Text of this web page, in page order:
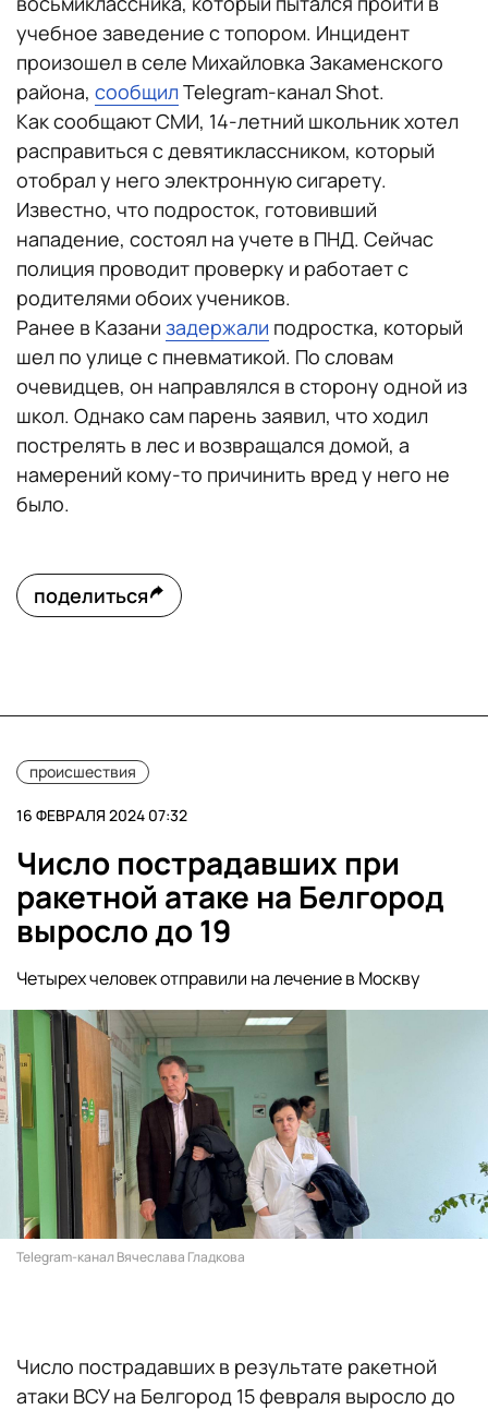
учебное заведение с топором. Инцидент
произошел в селе Михайловка Закаменского
района, сообщилTelegram-канал Shot.
Как сообщают СМИ, 14-летний школьник хотел
расправиться с девятиклассником, который
отобрал у него электронную сигарету.
Известно, что подросток, готовивший
нападение, состоял на учете в ПНД. Сейчас
полиция проводит проверку и работает с
родителями обоих учеников.
Ранее в Казани задержали подростка, который
шел по улице с пневматикой. По словам
очевидцев, он направлялся в сторону одной из
школ. Однако сам парень заявил, что ходил
пострелять в лес и возвращался домой, а
намерений кому-то причинить вред у него не
было.
поделиться
происшествия
16 ФЕВРАЛЯ 2024 07:32
Число пострадавших при
ракетной атаке на Белгород
выросло до 19
Четырех человек отправили на лечение в Москву
Telegram-канал Вячеслава Гладкова
Число пострадавших в результате ракетной
атаки ВСУ на Белгород 15 февраля выросло до